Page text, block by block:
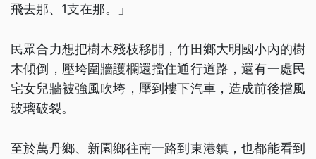
飛去那、1支在那。」
民眾合力想把樹木殘枝移開，竹田鄉大明國小內的樹
木傾倒，壓垮圍牆護欄還擋住通行道路，還有一處民
宅女兒牆被強風吹垮，壓到樓下汽車，造成前後擋風
玻璃破裂。
至於萬丹鄉、新園鄉往南一路到東港鎮，也都能看到